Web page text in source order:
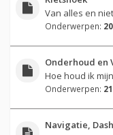
Van alles en
Onderwerpen:
Onderhoud en
Hoe houd ik
Onderwerpen:
Navigatie,